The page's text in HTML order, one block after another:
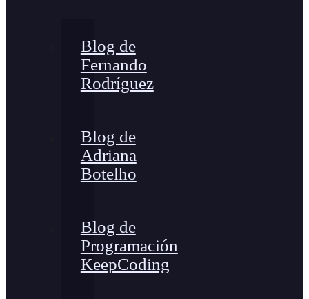
Blog de
Fernando
Rodríguez
Blog de
Adriana
Botelho
Blog de
Programación
KeepCoding